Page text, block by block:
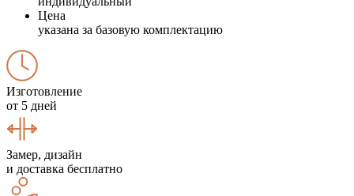
Цена
указана за базовую комплектацию
Изготовление
от 5 дней
Замер, дизайн
и доставка бесплатно